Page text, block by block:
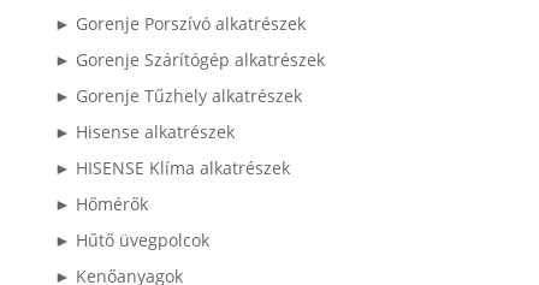
► Gorenje Porszívó alkatrészek
► Gorenje Szárítógép alkatrészek
► Gorenje Tűzhely alkatrészek
► Hisense alkatrészek
► HISENSE Klíma alkatrészek
► Hőmérők
► Hűtő üvegpolcok
► Kenőanyagok